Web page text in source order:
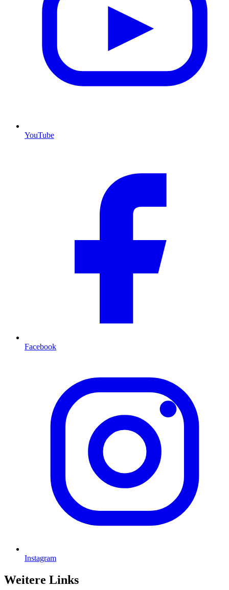
YouTube
Facebook
Instagram
Weitere Links